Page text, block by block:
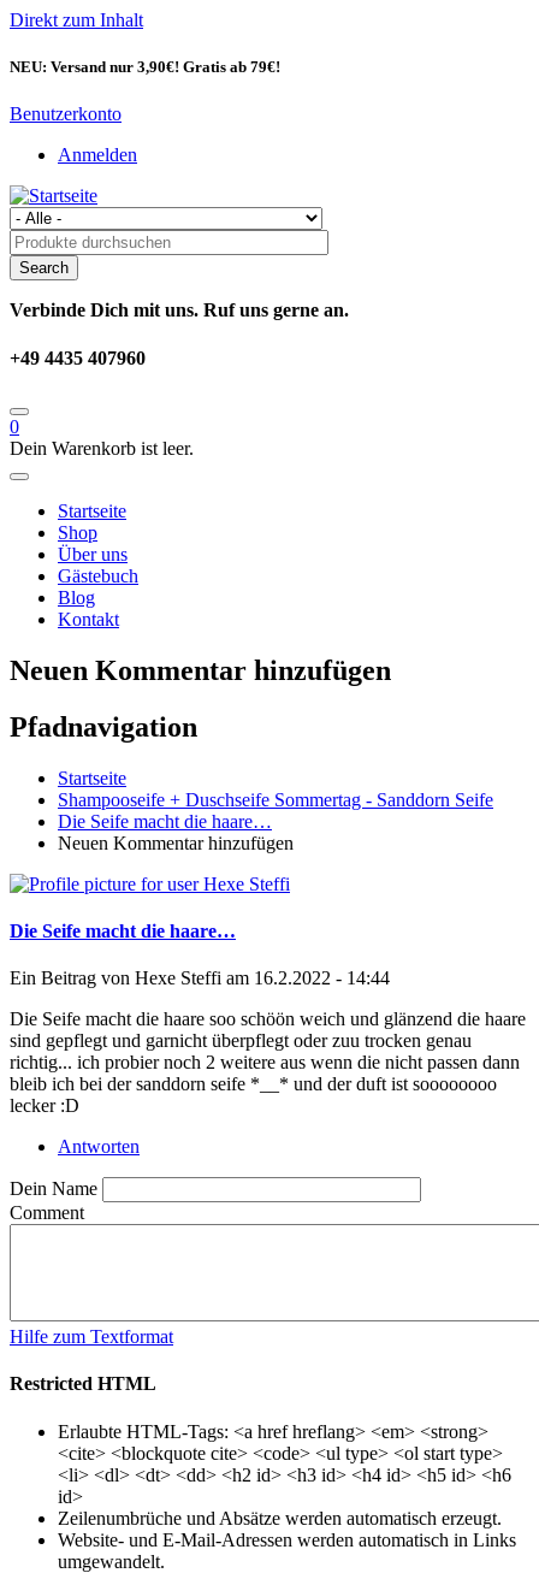
Direkt zum Inhalt
NEU: Versand nur 3,90€! Gratis ab 79€!
Benutzerkonto
Anmelden
Verbinde Dich mit uns. Ruf uns gerne an.
+49 4435 407960
0
Dein Warenkorb ist leer.
Startseite
Shop
Über uns
Gästebuch
Blog
Kontakt
Neuen Kommentar hinzufügen
Pfadnavigation
Startseite
Shampooseife + Duschseife Sommertag - Sanddorn Seife
Die Seife macht die haare…
Neuen Kommentar hinzufügen
Die Seife macht die haare…
Ein Beitrag von Hexe Steffi am 16.2.2022 - 14:44
Die Seife macht die haare soo schöön weich und glänzend die haare
sind gepflegt und garnicht überpflegt oder zuu trocken genau
richtig... ich probier noch 2 weitere aus wenn die nicht passen dann
bleib ich bei der sanddorn seife *__* und der duft ist soooooooo
lecker :D
Antworten
Dein Name
Comment
Hilfe zum Textformat
Restricted HTML
Erlaubte HTML-Tags: <a href hreflang> <em> <strong>
<cite> <blockquote cite> <code> <ul type> <ol start type>
<li> <dl> <dt> <dd> <h2 id> <h3 id> <h4 id> <h5 id> <h6
id>
Zeilenumbrüche und Absätze werden automatisch erzeugt.
Website- und E-Mail-Adressen werden automatisch in Links
umgewandelt.